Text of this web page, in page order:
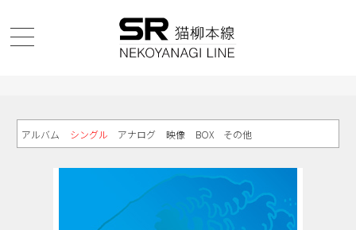
アルバム シングル アナログ 映像 BOX その他